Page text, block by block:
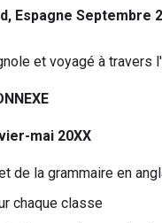
Espagne Septembre
et voyagé à travers
mai 20XX
de la grammaire en
chaque classe